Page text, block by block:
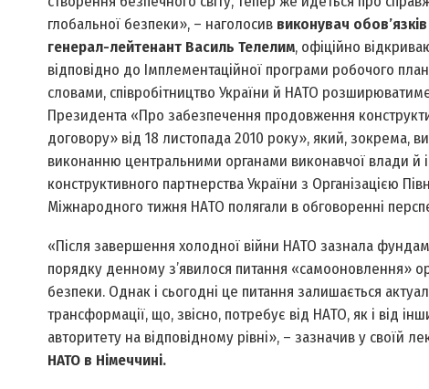
глобальної безпеки», – наголосив виконувач
генерал-лейтенант Василь Телелим, офіційно
відповідно до Імплементаційної програми робочого
словами, співробітництво України й НАТО
Президента «Про забезпечення продовження
договору» від 18 листопада 2010 року», який, зокрема,
виконанню центральними органами виконавчої влади
конструктивного партнерства України з Організацією
Міжнародного тижня НАТО полягали в обговоренні
«Після завершення холодної війни НАТО зазнала
порядку денному з’явилося питання «самооновлення»
безпеки. Однак і сьогодні це питання залишається
трансформації, що, звісно, потребує від НАТО, як і від
авторитету на відповідному рівні», – зазначив у своїй
НАТО в Німеччині.